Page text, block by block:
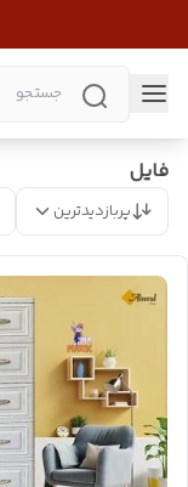
فایل
پربازدیدترین